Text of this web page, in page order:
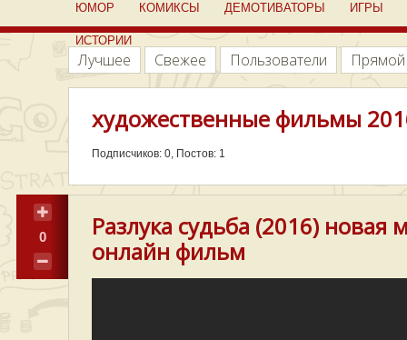
ЮМОР КОМИКСЫ ДЕМОТИВАТОРЫ ИГРЫ
ИСТОРИИ
Лучшее Свежее Пользователи
художественные фильмы
Подписчиков: 0, Постов: 1
0
Разлука судьба (2016)
онлайн фильм